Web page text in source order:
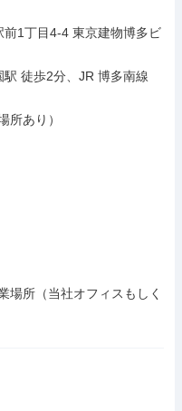
1丁目4-4 東京建物博多ビ
徒歩2分、JR 博多南線
所あり）
所（当社オフィスもしく